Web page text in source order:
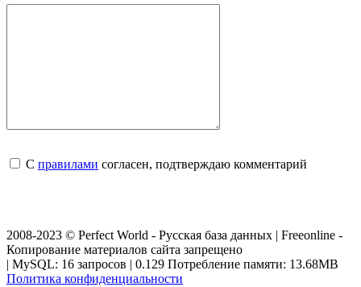
С правилами согласен, подтверждаю комментарий
2008-2023 © Perfect World - Русская база данных | Freeonline -
Копирование материалов сайта запрещено
| MySQL: 16 запросов | 0.129 Потребление памяти: 13.68MB
Политика конфиденциальности